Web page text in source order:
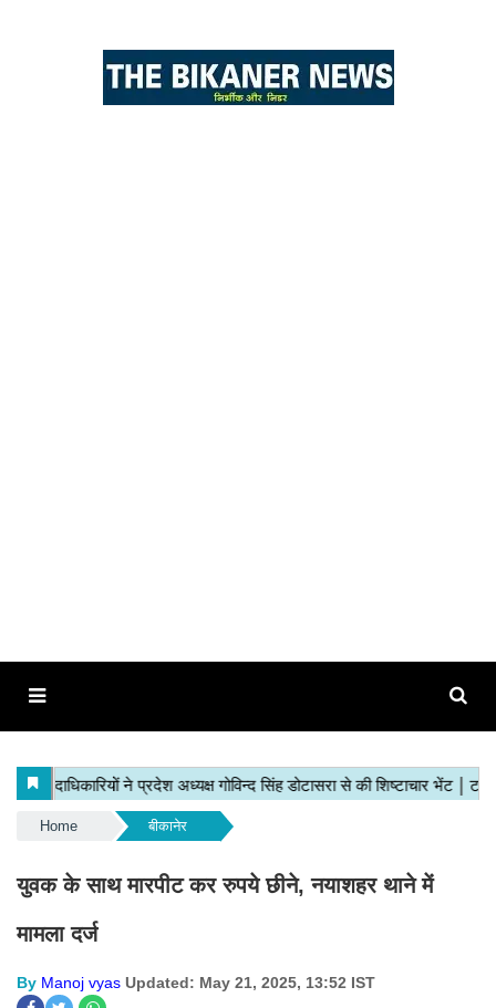
Home बीकानेर
युवक के साथ मारपीट कर रुपये छीने, नयाशहर थाने में
मामला दर्ज
By Manoj vyas Updated: May 21, 2025, 13:52 IST